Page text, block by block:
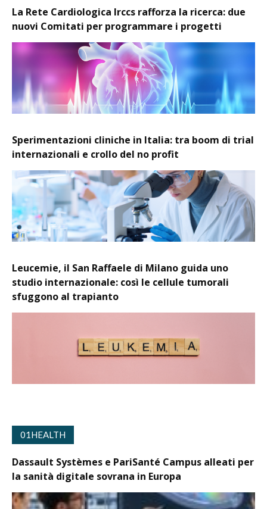
La Rete Cardiologica Irccs rafforza la ricerca: due
nuovi Comitati per programmare i progetti
Sperimentazioni cliniche in Italia: tra boom di trial
internazionali e crollo del no profit
Leucemie, il San Raffaele di Milano guida uno
studio internazionale: così le cellule tumorali
sfuggono al trapianto
01HEALTH
Dassault Systèmes e PariSanté Campus alleati per
la sanità digitale sovrana in Europa